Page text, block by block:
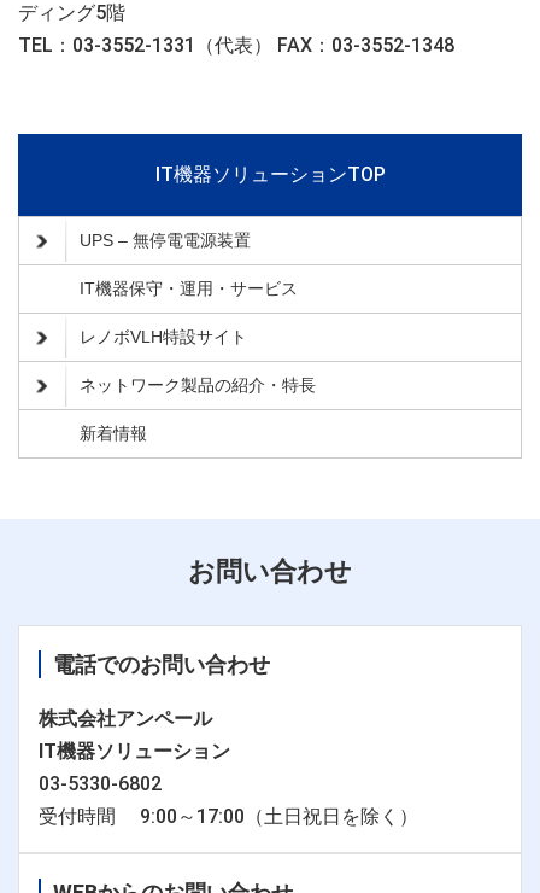
ディング5階
TEL：03-3552-1331（代表） FAX：03-3552-1348
IT機器ソリューションTOP
UPS – 無停電電源装置
IT機器保守・運用・サービス
レノボVLH特設サイト
ネットワーク製品の紹介・特長
新着情報
お問い合わせ
電話でのお問い合わせ
株式会社アンペール
IT機器ソリューション
03-5330-6802
受付時間 9:00～17:00（土日祝日を除く）